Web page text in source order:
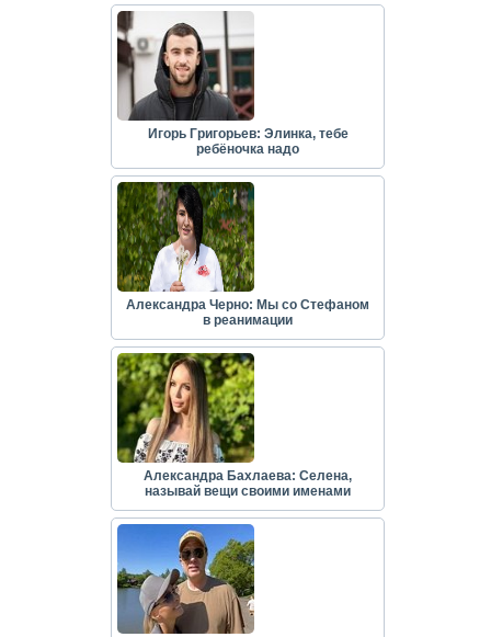
Игорь Григорьев: Элинка, тебе
ребёночка надо
Александра Черно: Мы со Стефаном
в реанимации
Александра Бахлаева: Селена,
называй вещи своими именами